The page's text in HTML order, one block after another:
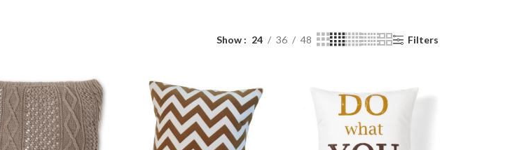
Show 24 36 48 Filters